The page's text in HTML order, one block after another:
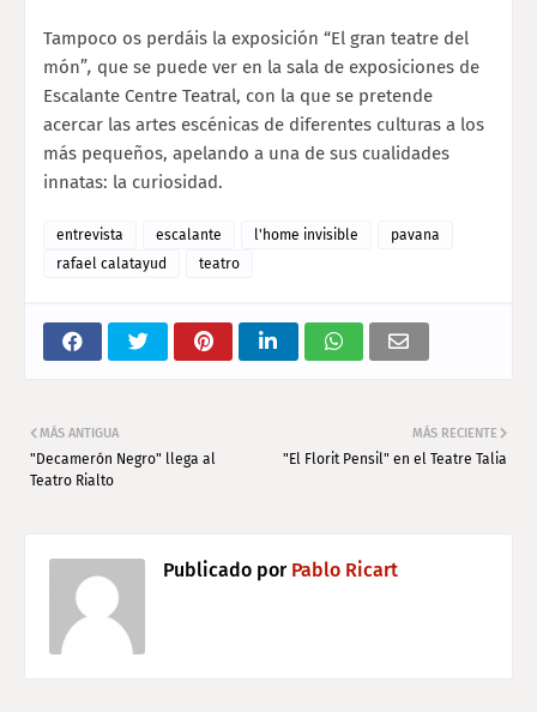
Tampoco os perdáis la exposición “El gran teatre del
món”, que se puede ver en la sala de exposiciones de
Escalante Centre Teatral, con la que se pretende
acercar las artes escénicas de diferentes culturas a los
más pequeños, apelando a una de sus cualidades
innatas: la curiosidad.
entrevista escalante l'home invisible
pavana
rafael calatayud
teatro
MÁS RECIENTE
"El Florit Pensil" en el Teatre Talia
MÁS ANTIGUA
"Decamerón Negro" llega al
Teatro Rialto
Publicado porPablo Ricart